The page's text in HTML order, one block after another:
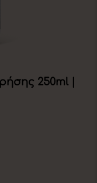
250ml |